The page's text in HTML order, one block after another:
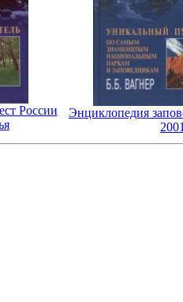
России
Энциклопедия